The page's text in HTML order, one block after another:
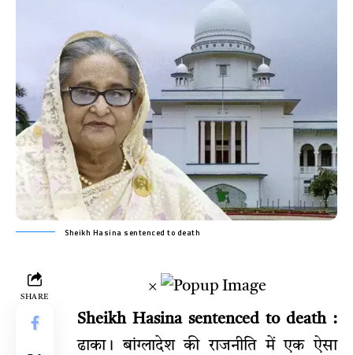
Sheikh Hasina sentenced to death
SHARE
×
Sheikh Hasina sentenced to death :
ढाका। बांग्लादेश की राजनीति में एक ऐसा